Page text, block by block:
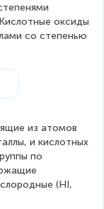
оксиды
со степенью
из атомов
и кислотных
по
(HI,